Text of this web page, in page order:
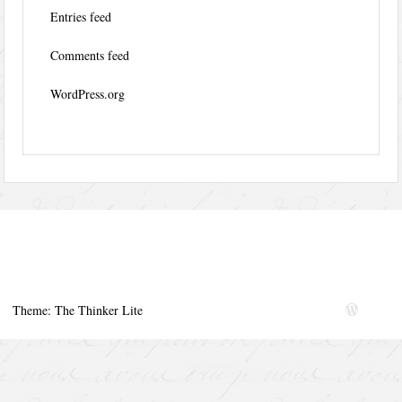
Entries feed
Comments feed
WordPress.org
Theme: The Thinker Lite